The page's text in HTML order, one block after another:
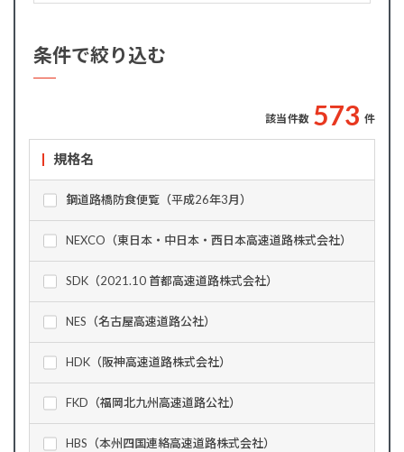
条件で絞り込む
該当件数 573 件
規格名
鋼道路橋防食便覧（平成26年3月）
NEXCO（東日本・中日本・西日本高速道路株式会社）
SDK（2021.10 首都高速道路株式会社）
NES（名古屋高速道路公社）
HDK（阪神高速道路株式会社）
FKD（福岡北九州高速道路公社）
HBS（本州四国連絡高速道路株式会社）